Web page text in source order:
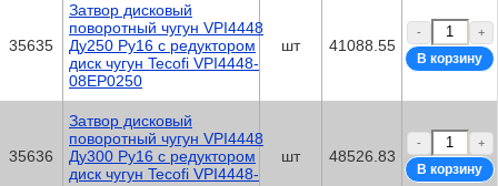
35635
Затвор дисковый
поворотный чугун VPI4448
Ду250 Ру16 с редуктором
диск чугун Tecofi VPI4448-
08EP0250
шт 41088.55
- +
35636
Затвор дисковый
поворотный чугун VPI4448
Ду300 Ру16 с редуктором
диск чугун Tecofi VPI4448-
шт 48526.83
- +